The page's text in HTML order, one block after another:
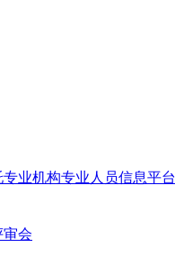
业机构专业人员信息平台
会